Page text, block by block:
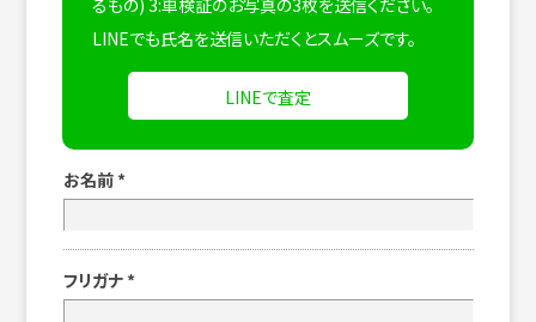
るもの) 3:車検証のお写真の3枚を送信ください。
LINEでも氏名を送信いただくとスムーズです。
LINEで査定
お名前 *
フリガナ *